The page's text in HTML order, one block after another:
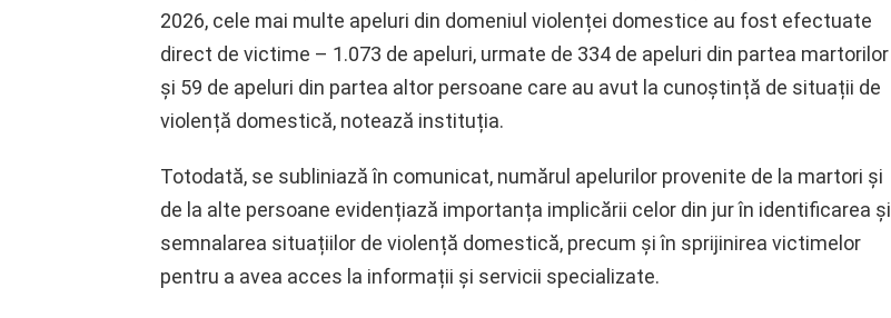
2026, cele mai multe apeluri din domeniul violenței domestice au fost efectuate
direct de victime – 1.073 de apeluri, urmate de 334 de apeluri din partea martorilor
și 59 de apeluri din partea altor persoane care au avut la cunoștință de situații de
violență domestică, notează instituția.
Totodată, se subliniază în comunicat, numărul apelurilor provenite de la martori și
de la alte persoane evidențiază importanța implicării celor din jur în identificarea și
semnalarea situațiilor de violență domestică, precum și în sprijinirea victimelor
pentru a avea acces la informații și servicii specializate.